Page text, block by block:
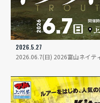
2026.5.27
2026.06.7(日) 2026富山ネイテ